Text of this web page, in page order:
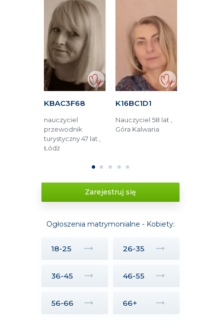
KBAC3F68
nauczyciel
przewodnik
turystyczny 47 lat ,
Łódź
K16BC1D1
Nauczyciel 58 lat ,
Góra Kalwaria
1 2 3 4 5
Zarejestruj się
Ogłoszenia matrymonialne - Kobiety:
18-25 26-35
36-45 46-55
56-66 66+